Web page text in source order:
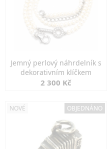
Jemný perlový náhrdelník s
dekorativním klíčkem
2 300 Kč
NOVÉ OBJEDNÁNO